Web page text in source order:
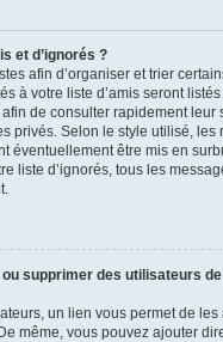
et d’ignorés ?
afin d’organiser et trier
à votre liste d’amis seront
de consulter rapidement leur
privés. Selon le style utilisé, les
éventuellement être mis en
liste d’ignorés, tous les
supprimer des utilisateurs de
un lien vous permet de les
même, vous pouvez ajouter